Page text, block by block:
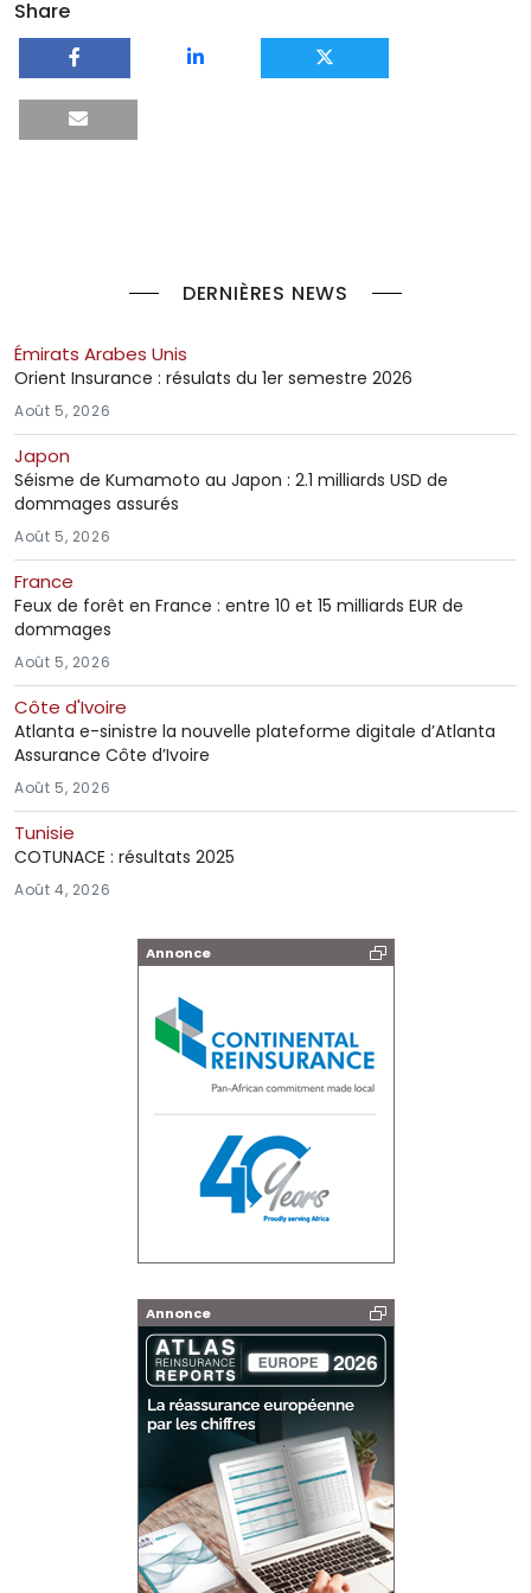
Share
DERNIÈRES NEWS
Émirats Arabes Unis
Orient Insurance : résulats du 1er semestre 2026
Août 5, 2026
Japon
Séisme de Kumamoto au Japon : 2.1 milliards USD de
dommages assurés
Août 5, 2026
France
Feux de forêt en France : entre 10 et 15 milliards EUR de
dommages
Août 5, 2026
Côte d'Ivoire
Atlanta e-sinistre la nouvelle plateforme digitale d’Atlanta
Assurance Côte d’Ivoire
Août 5, 2026
Tunisie
COTUNACE : résultats 2025
Août 4, 2026
Annonce
Annonce